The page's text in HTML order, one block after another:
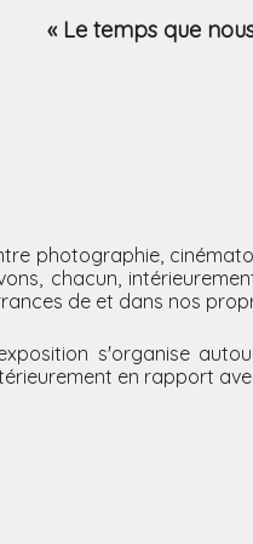
« Le temps que
photographie,
chacun,
de et dans nos
s'organise
en rapport